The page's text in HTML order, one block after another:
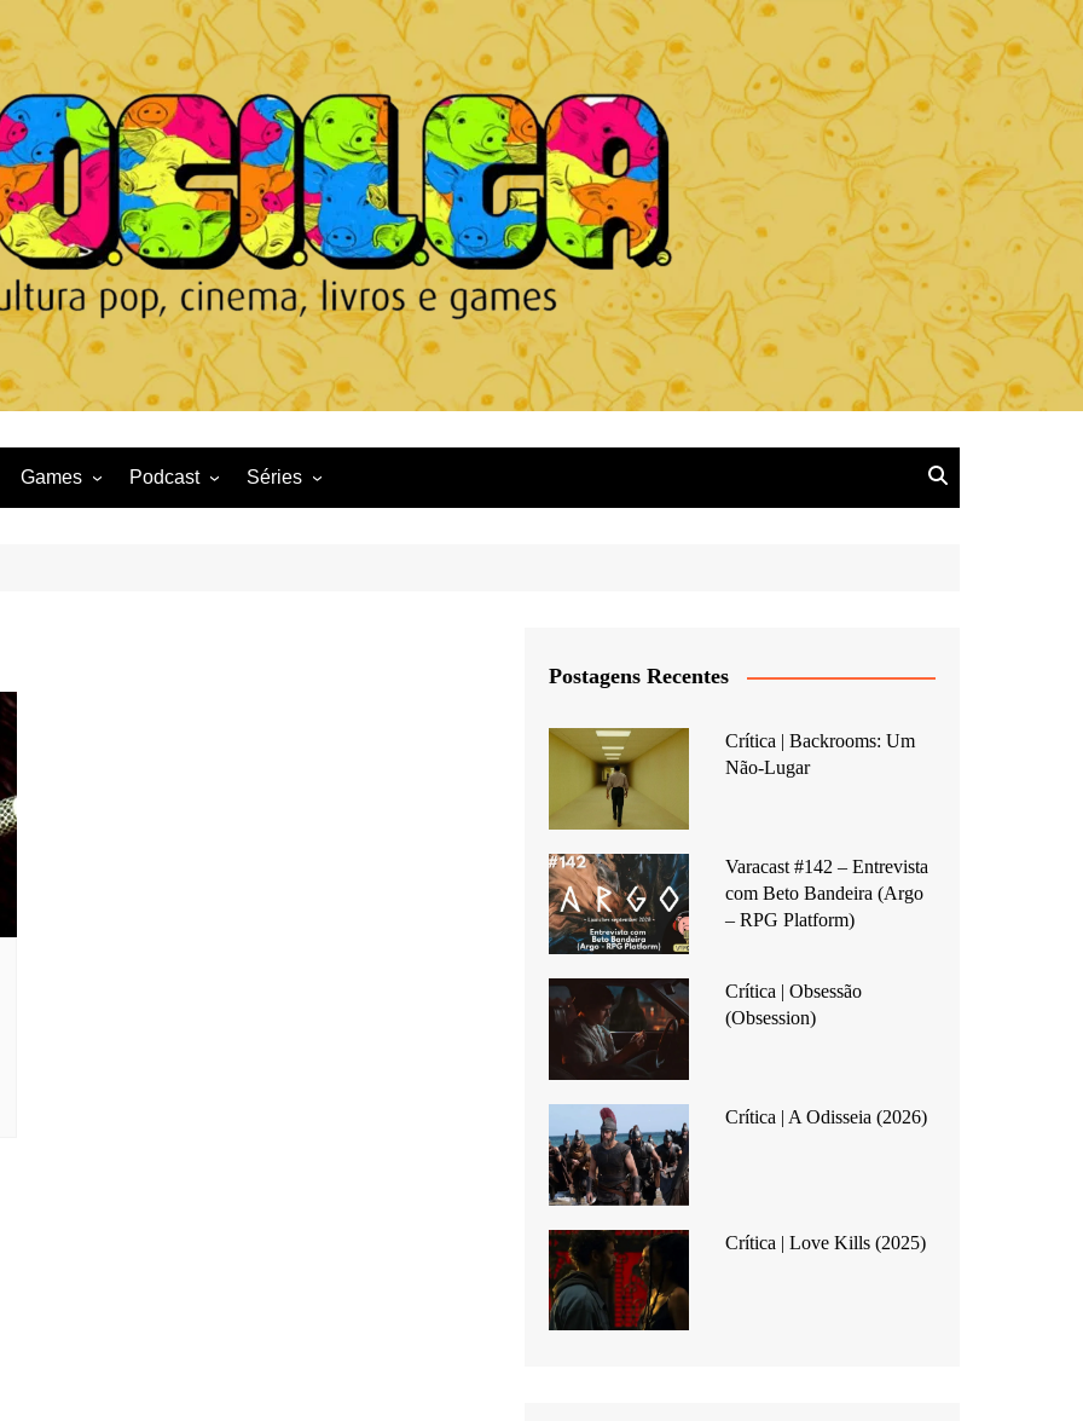
Games Podcast Séries
Postagens Recentes
Crítica | Backrooms: Um
Não-Lugar
Varacast #142 – Entrevista
com Beto Bandeira (Argo
– RPG Platform)
Crítica | Obsessão
(Obsession)
Crítica | A Odisseia (2026)
Crítica | Love Kills (2025)